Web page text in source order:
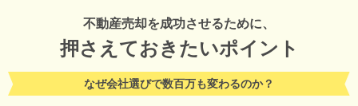
不動産売却を成功させるために、
押さえておきたいポイント
なぜ会社選びで数百万も変わるのか？